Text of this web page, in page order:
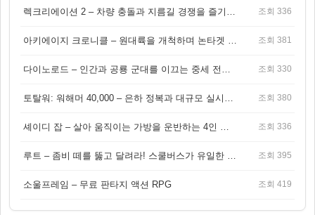
조회 336
조회 381
조회 330
조회 380
조회 336
조회 395
소울프레임 – 무료 판타지 액션 RPG 조회 419